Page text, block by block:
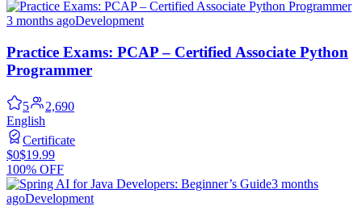
3 months agoDevelopment
Practice Exams: PCAP – Certified Associate Python
Programmer
5
2,690
English
Certificate
$0$19.99
100% OFF
3 months
agoDevelopment